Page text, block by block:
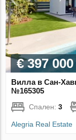
€ 397 000
Вилла в Сан-
№165305
Спален:3
Alegria Real Estate